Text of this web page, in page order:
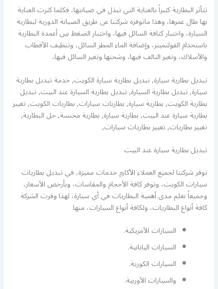
تتأثر البطارية كثيراً بالعناية التي تبذل في صيانتها، فكلما كثرت العناية
بها طال عمرها، وهذا ماتوفره شركتنا عن طريق الصيانة الدورية لبطارية
السيارة، واختبار كثافة السائل فيها، واختبار الضغط بين أعمدة البطارية
باستخدام الفولتميتر، وإضافة الماء المطر السائل، وتنظيف الأقطاب
والأسلاك، وتغير التالف فيها، وشحنها وتغير السائل فيها،
تبديل بطارية سيارة, تبديل بطارية سيارة الكويت, خدمة تبديل بطارية
سيارة, تبديل بطارية السيارة, تبديل بطارية السيارة عند البيت, تبديل
بطارية الكويت, بطارية سيارة, بطاربات سيارات, بطاريات الكويت, تغيير
بطارية سيارة عند البيت, بطارية سيارة, بطارية مخنسة, حل البطارية,
تغيير بطاريات, تغيير بطاريات سيارات,
تبديل بطارية سيارة عند البيت
توفر شركتنا لجميع العملاء الأكارم خدمات مميزة، في تبديل بطاريات
سيارات الكويت، وتوفر كافة الأحجام والمقاسات، وبأرخص الأسعار،
وجميعاً نعلم مدى أهمية البطاريات في أي سيارة، لهذا وفرت الشركة
كافة أنواع البطاريات، ولكافة أنواع السيارات، منها
السيارات الأمريكية.
السيارات اليابانية.
السيارات الكورية.
والسيارات الأوربية.